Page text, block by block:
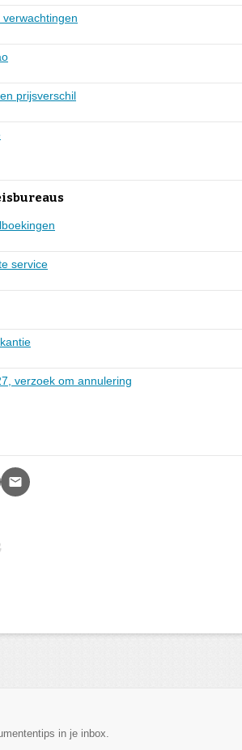
prijsverschil
service
verzoek om annulering
in je inbox.